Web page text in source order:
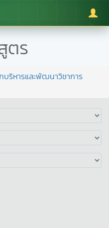
ตร
บริหารและพัฒนาวิชาการ